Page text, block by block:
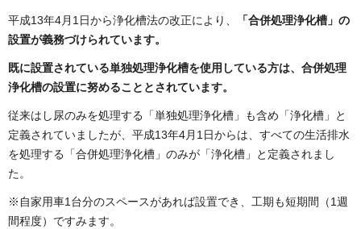
平成13年4月1日から浄化槽法の改正により、
「合併処理浄化槽」の
設置が義務づけられています。
既に設置されている単独処理浄化槽を使用している方は、合併処理
浄化槽の設置に努めることとされています。
従来はし尿のみを処理する「単独処理浄化槽」も含め「浄化槽」と
定義されていましたが、平成13年4月1日からは、すべての生活排水
を処理する「合併処理浄化槽」のみが「浄化槽」と定義されまし
た。
※自家用車1台分のスペースがあれば設置でき、工期も短期間（1週
間程度）ですみます。